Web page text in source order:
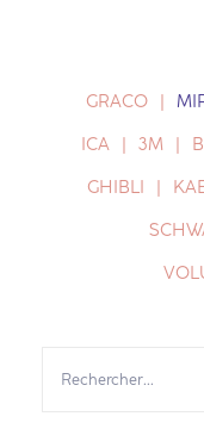
GRACO
ICA
3M
GHIBLI